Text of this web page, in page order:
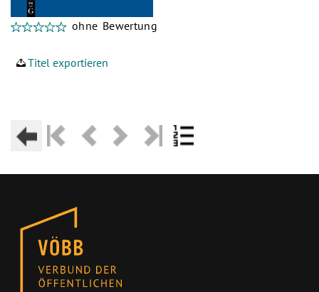
ohne Bewertung
Titel exportieren